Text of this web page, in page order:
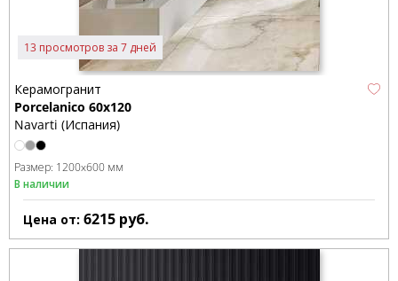
13 просмотров за 7 дней
Керамогранит
Porcelanico 60x120
Navarti (Испания)
Размер: 1200x600 мм
В наличии
Цена от: 6215 руб.